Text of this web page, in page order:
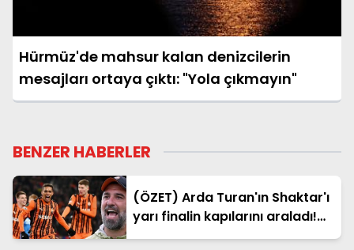
Hürmüz'de mahsur kalan denizcilerin
mesajları ortaya çıktı: "Yola çıkmayın"
BENZER HABERLER
(ÖZET) Arda Turan'ın Shaktar'ı
yarı finalin kapılarını araladı!
Shaktar Donetsk - AZ Alkmaar